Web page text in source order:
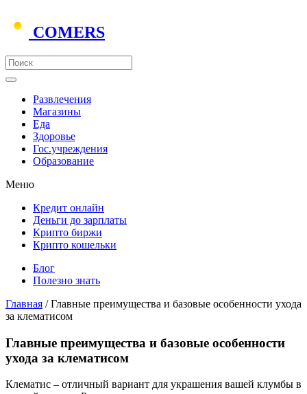
COMERS
Развлечения
Магазины
Еда
Здоровье
Гос.учреждения
Образование
Меню
Кредит онлайн
Деньги до зарплаты
Крипто биржи
Крипто кошельки
Блог
Полезно знать
Главная / Главные преимущества и базовые особенности ухода
за клематисом
Главные преимущества и базовые особенности
ухода за клематисом
Клематис – отличный вариант для украшения вашей клумбы в